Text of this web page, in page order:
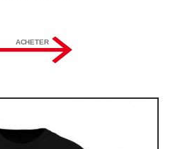
ACHETER